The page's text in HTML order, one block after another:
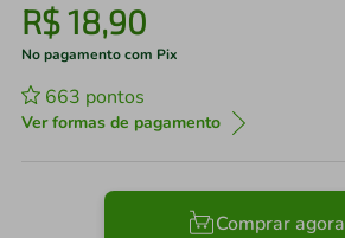
R$18,90
No pagamento com Pix
663 pontos
Ver formas de pagamento
Comprar agora